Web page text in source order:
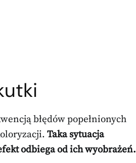
błędów popełnionych
Taka sytuacja
odbiega od ich wyobrażeń.